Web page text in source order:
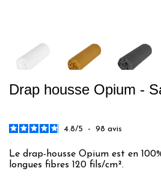
Drap housse Opium -
4.8/5 - 98 avis
Le drap-housse Opium est en
longues fibres 120 fils/cm².